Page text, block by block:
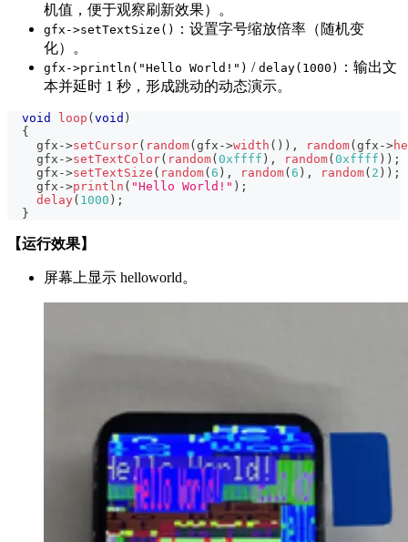
机值，便于观察刷新效果）。
gfx->setTextSize()
：设置字号缩放倍率（随机变
化）。
gfx->println("Hello World!") / delay(1000)
：输出文
本并延时 1 秒，形成跳动的动态演示。
void loop ( void )
{
    gfx
->setCursor( random( gfx ->width ( ) ) , random( gfx ->
    gfx
->setTextColor( random( 0xffff ) , random( 0xffff ) ) ;
    gfx
->setTextSize ( random( 6 ) , random( 6 ) , random( 2 ) ) ;
    gfx
->println ( "Hello World!" ) ;
delay( 1000 ) ;
}
【运行效果】
屏幕上显示 helloworld。